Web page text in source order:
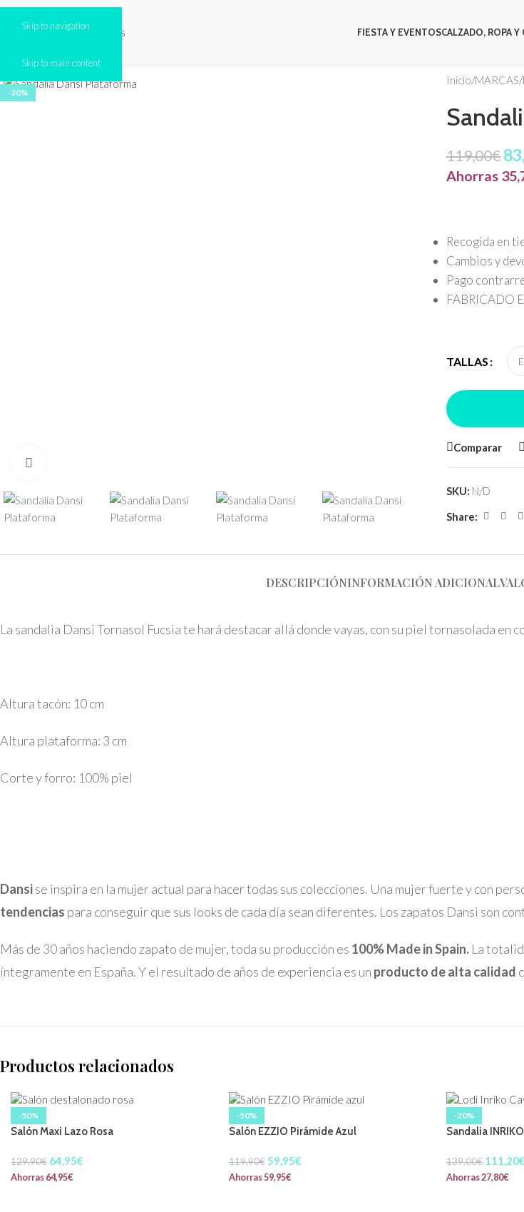
Skip to navigation
Skip to main content
FIESTA Y EVENTOSCALZADO, ROPA
-30%
Inicio/MARCAS/
119,00€
Ahorras
Recogida en
Cambios y
Pago
FABRICADO
TALLAS
Comparar
SKU: N/D
Share:
DESCRIPCIÓNINFORMACIÓN ADICIONAL
La sandalia Dansi Tornasol Fucsia te hará destacar allá donde vayas, con su piel tornasolada en
Altura tacón: 10 cm
Altura plataforma: 3 cm
Corte y forro: 100% piel
Dansise inspira en la mujer actual para hacer todas sus colecciones. Una mujer fuerte y con
tendencias para conseguir que sus looks de cada día sean diferentes. Los zapatos Dansi son
Más de 30 años haciendo zapato de mujer, toda su producción es 100% Made in Spain. La
íntegramente en España. Y el resultado de años de experiencia es un producto de alta calidad
Productos relacionados
-50%
Salón Maxi Lazo Rosa
129,90€ 64,95€
Ahorras64,95€
-50%
Salón EZZIO Pirámide Azul
119,90€ 59,95€
Ahorras59,95€
-20%
Sandalia
139,00€ 111,20€
Ahorras27,80€